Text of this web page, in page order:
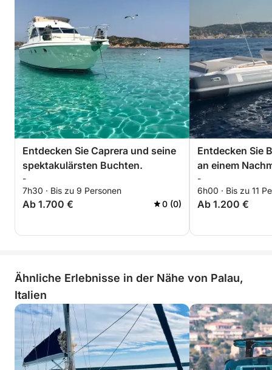
Entdecken Sie Caprera und seine
spektakulärsten Buchten.
-
7h30 · Bis zu 9 Personen
Ab 1.700 € 0 (0)
Entdecken Sie
an einem
-
6h00 · Bis zu 11
Ab 1.200 €
Ähnliche Erlebnisse in der Nähe von Palau,
Italien